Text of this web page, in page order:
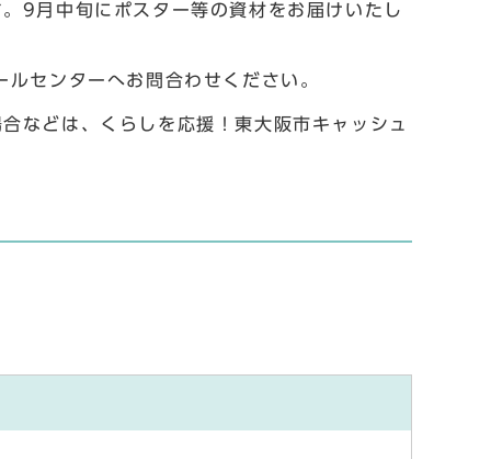
9月中旬にポスター等の資材をお届けいたし
センターへお問合わせください。
などは、くらしを応援！東大阪市キャッシュ